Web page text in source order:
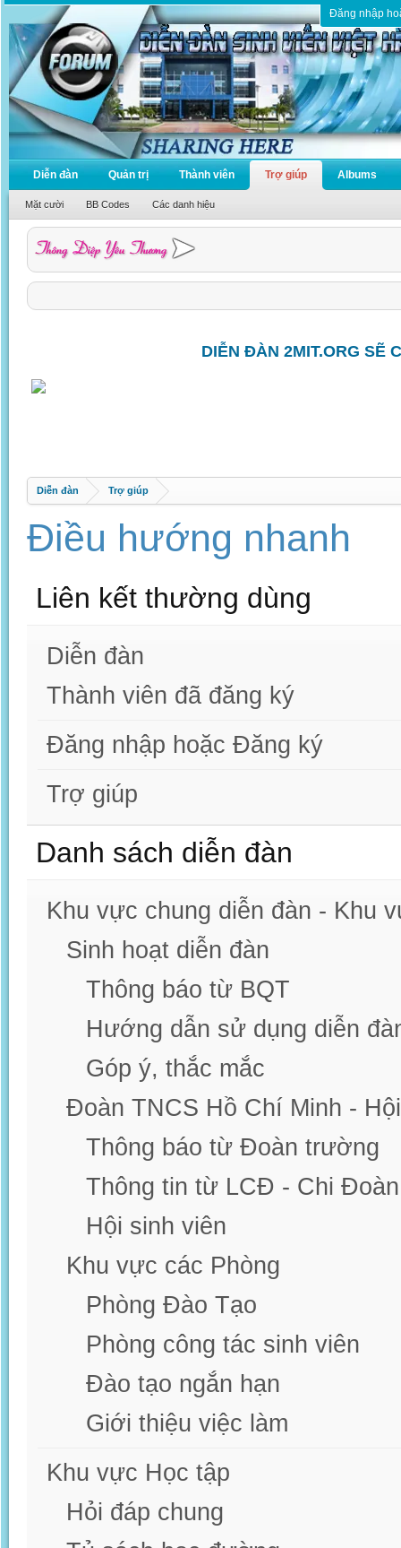
Đăng nhập
Diễn đàn Quản trị Thành viên Trợ giúp
Mặt cười BB Codes Các danh hiệu
Albums
DIỄN ĐÀN 2MIT.ORG SẼ
Diễn đàn Trợ giúp
Điều hướng nhanh
Liên kết thường dùng
Diễn đàn
Thành viên đã đăng ký
Đăng nhập hoặc Đăng ký
Trợ giúp
Danh sách diễn đàn
Khu vực chung diễn đàn - Khu
Sinh hoạt diễn đàn
Thông báo từ BQT
Hướng dẫn sử dụng diễn
Góp ý, thắc mắc
Đoàn TNCS Hồ Chí Minh -
Thông báo từ Đoàn trường
Thông tin từ LCĐ - Chi Đoàn
Hội sinh viên
Khu vực các Phòng
Phòng Đào Tạo
Phòng công tác sinh viên
Đào tạo ngắn hạn
Giới thiệu việc làm
Khu vực Học tập
Hỏi đáp chung